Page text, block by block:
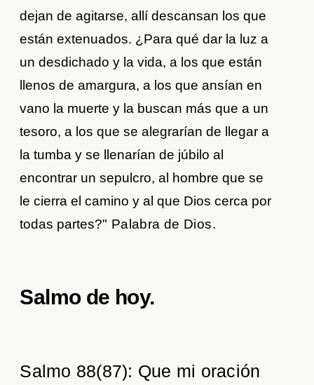
dejan de agitarse, allí descansan los que
están extenuados. ¿Para qué dar la luz a
un desdichado y la vida, a los que están
llenos de amargura, a los que ansían en
vano la muerte y la buscan más que a un
tesoro, a los que se alegrarían de llegar a
la tumba y se llenarían de júbilo al
encontrar un sepulcro, al hombre que se
le cierra el camino y al que Dios cerca por
todas partes?" Palabra de Dios.
Salmo de hoy.
Salmo 88(87): Que mi oración